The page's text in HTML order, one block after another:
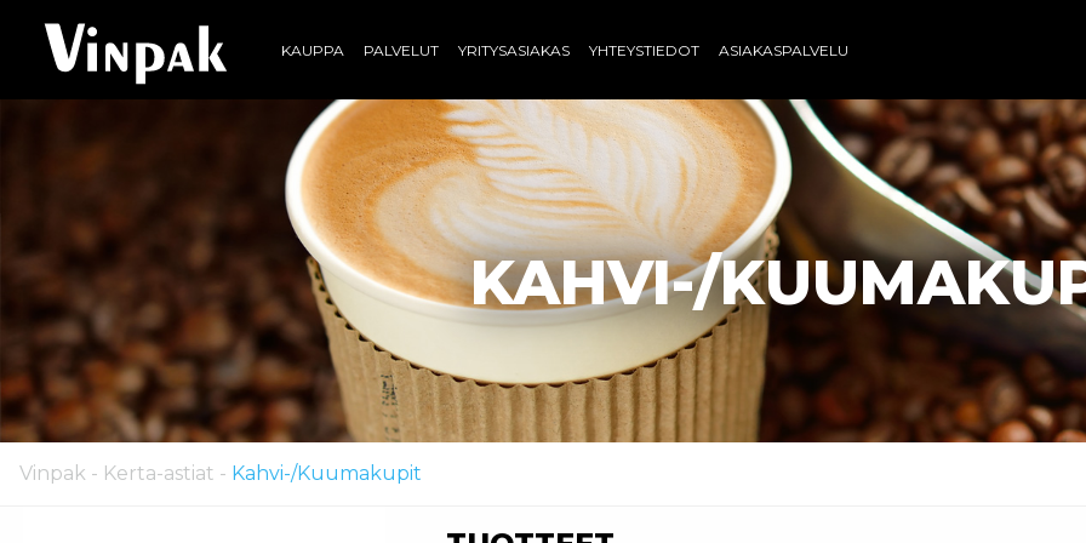
KAUPPA PALVELUT YRITYSASIAKAS YHTEYSTIEDOT ASIAKASPALVELU
KAHVI-/
Vinpak - Kerta-astiat - Kahvi-/Kuumakupit